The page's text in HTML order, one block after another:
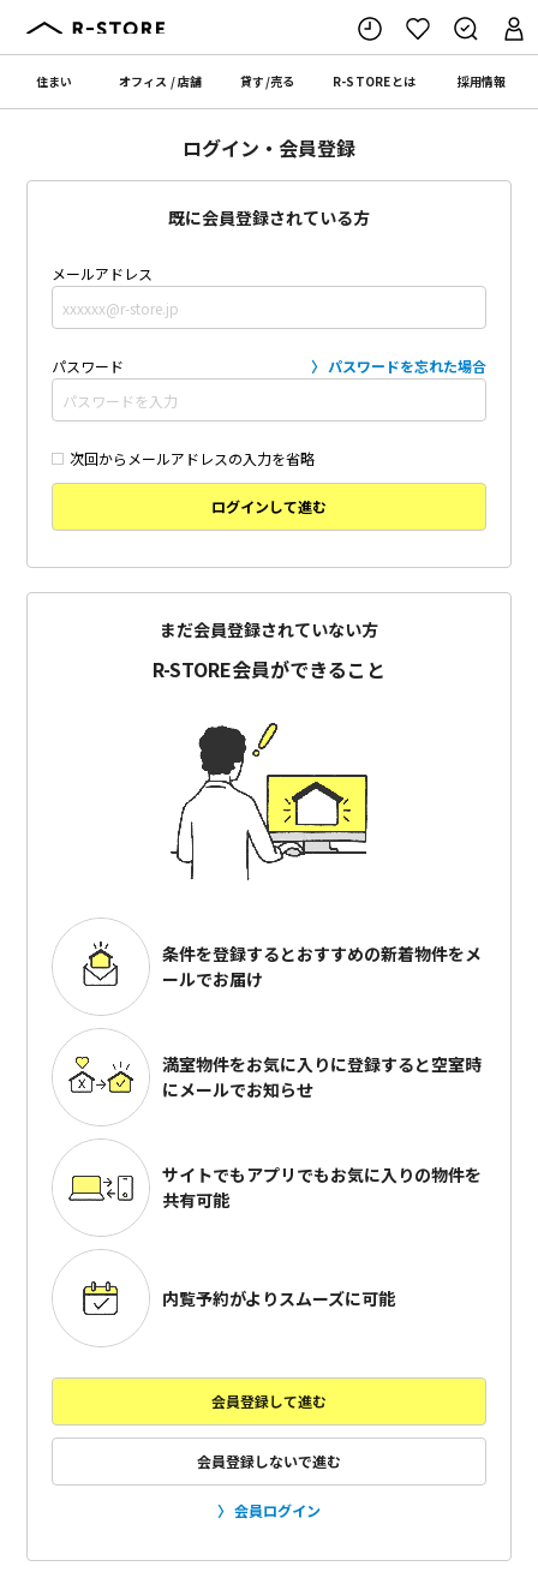
住まい オフィス /店舗 貸す/売る R-STOREとは 採用情報
ログイン・会員登録
既に会員登録されている方
メールアドレス
パスワード パスワードを忘れた場合
次回からメールアドレスの入力を省略
ログインして進む
まだ会員登録されていない方
R-STORE会員ができること
条件を登録するとおすすめの新着物件をメ
ールでお届け
満室物件をお気に入りに登録すると空室時
にメールでお知らせ
サイトでもアプリでもお気に入りの物件を
共有可能
内覧予約がよりスムーズに可能
会員登録して進む
会員登録しないで進む
会員ログイン